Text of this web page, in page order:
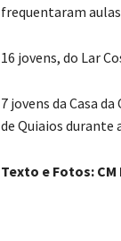
frequentaram
16 jovens, do Lar
7 jovens da Casa
de Quiaios durante
Texto e Fotos: CM